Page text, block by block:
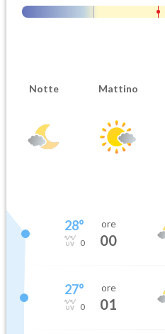
Notte Mattino
28°
0
ore
00
27°
0
ore
01